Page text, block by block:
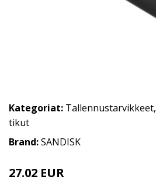
Kategoriat: Tallennustarvikkeet,
tikut
Brand:SANDISK
27.02 EUR